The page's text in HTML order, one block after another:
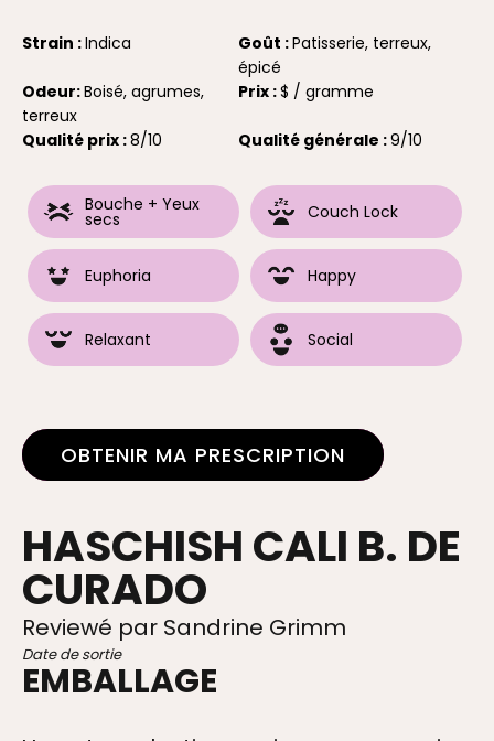
Strain :Indica Goût :Patisserie, terreux,
épicé
Odeur:Boisé, agrumes,
terreux
Prix :$ / gramme
Qualité prix :8/10 Qualité générale :9/10
Bouche + Yeux
secs Couch Lock
Euphoria Happy
Relaxant Social
OBTENIR MA PRESCRIPTION
HASCHISH CALI B. DE
CURADO
Reviewé par Sandrine Grimm
Date de sortie
EMBALLAGE